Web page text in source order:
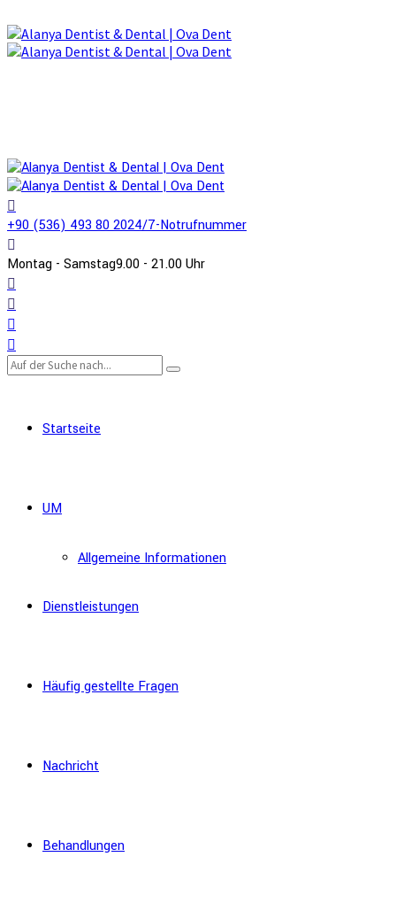
+90 (536) 493 80 2024/7-Notrufnummer
Montag - Samstag9.00 - 21.00 Uhr
Startseite
UM
Allgemeine Informationen
Dienstleistungen
Häufig gestellte Fragen
Nachricht
Behandlungen